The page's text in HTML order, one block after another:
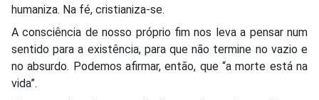
humaniza. Na fé, cristianiza-se.
A consciência de nosso próprio fim nos leva a pensar num
sentido para a existência, para que não termine no vazio e
no absurdo. Podemos afirmar, então, que “a morte está na
vida”.